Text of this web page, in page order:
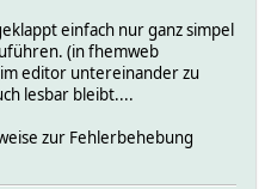
einfach nur ganz simpel
(in fhemweb
editor untereinander zu
lesbar bleibt....
zur Fehlerbehebung